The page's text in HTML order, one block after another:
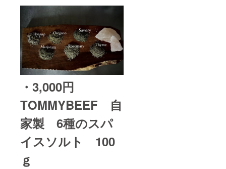
・3,000円
TOMMYBEEF 自
家製 6種のスパ
イスソルト 100
ｇ